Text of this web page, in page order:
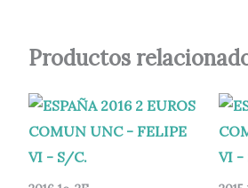
Productos